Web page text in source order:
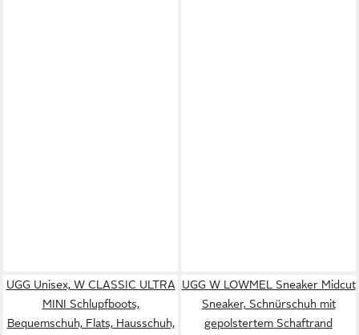
UGG Unisex, W CLASSIC ULTRA
MINI Schlupfboots,
Bequemschuh, Flats, Hausschuh,
UGG W LOWMEL Sneaker Midcut
Sneaker, Schnürschuh mit
gepolstertem Schaftrand